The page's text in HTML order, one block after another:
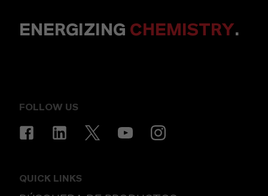
ENERGIZING CHEMISTRY.
FOLLOW US
QUICK LINKS